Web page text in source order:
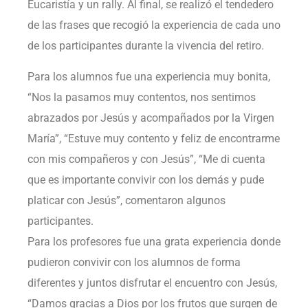
Eucaristía y un rally. Al final, se realizó el tendedero
de las frases que recogió la experiencia de cada uno
de los participantes durante la vivencia del retiro.
Para los alumnos fue una experiencia muy bonita,
“Nos la pasamos muy contentos, nos sentimos
abrazados por Jesús y acompañados por la Virgen
María”, “Estuve muy contento y feliz de encontrarme
con mis compañeros y con Jesús”, “Me di cuenta
que es importante convivir con los demás y pude
platicar con Jesús”, comentaron algunos
participantes.
Para los profesores fue una grata experiencia donde
pudieron convivir con los alumnos de forma
diferentes y juntos disfrutar el encuentro con Jesús,
“Damos gracias a Dios por los frutos que surgen de